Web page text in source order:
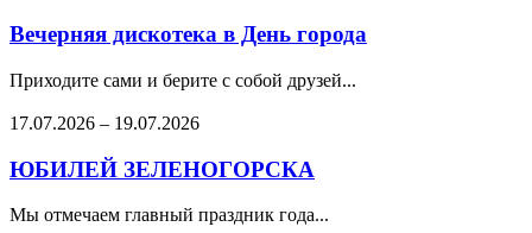
Вечерняя дискотека в День города
Приходите сами и берите с собой друзей...
17.07.2026 – 19.07.2026
ЮБИЛЕЙ ЗЕЛЕНОГОРСКА
Мы отмечаем главный праздник года...